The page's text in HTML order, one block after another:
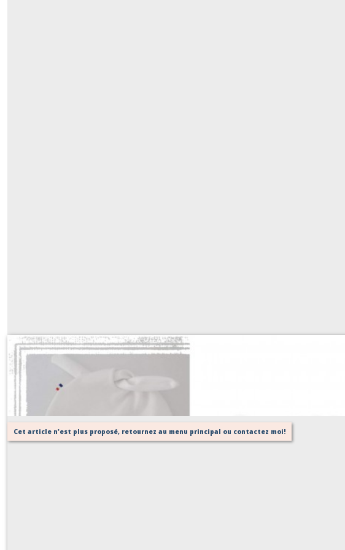
Bonnet bébé noué
Cet article n'est plus proposé, retournez au menu principal ou contactez moi!